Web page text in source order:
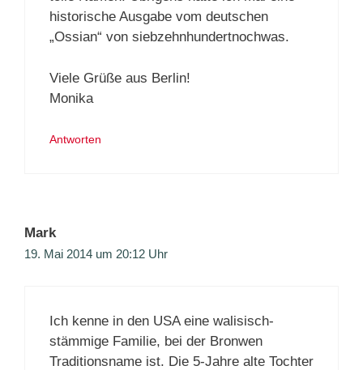
historische Ausgabe vom deutschen
„Ossian“ von siebzehnhundertnochwas.
Viele Grüße aus Berlin!
Monika
Antworten
Mark
19. Mai 2014 um 20:12 Uhr
Ich kenne in den USA eine walisisch-
stämmige Familie, bei der Bronwen
Traditionsname ist. Die 5-Jahre alte Tochter